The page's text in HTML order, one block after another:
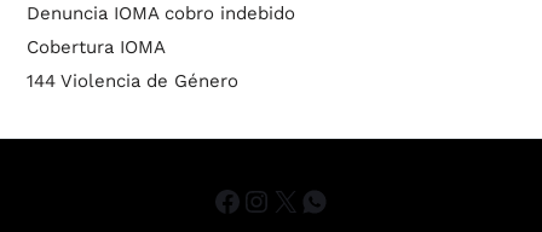
Denuncia IOMA cobro indebido
Cobertura IOMA
144 Violencia de Género